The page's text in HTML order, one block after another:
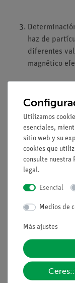
haz de
diferentes
magnético
Estudio de
densidad del
Objetivos de
g factor
espín de
Utilizamos
esenciales,
sitio web y su
cookies que
consulte nuestra
legal.
Esencial
Medios de
Más ajustes